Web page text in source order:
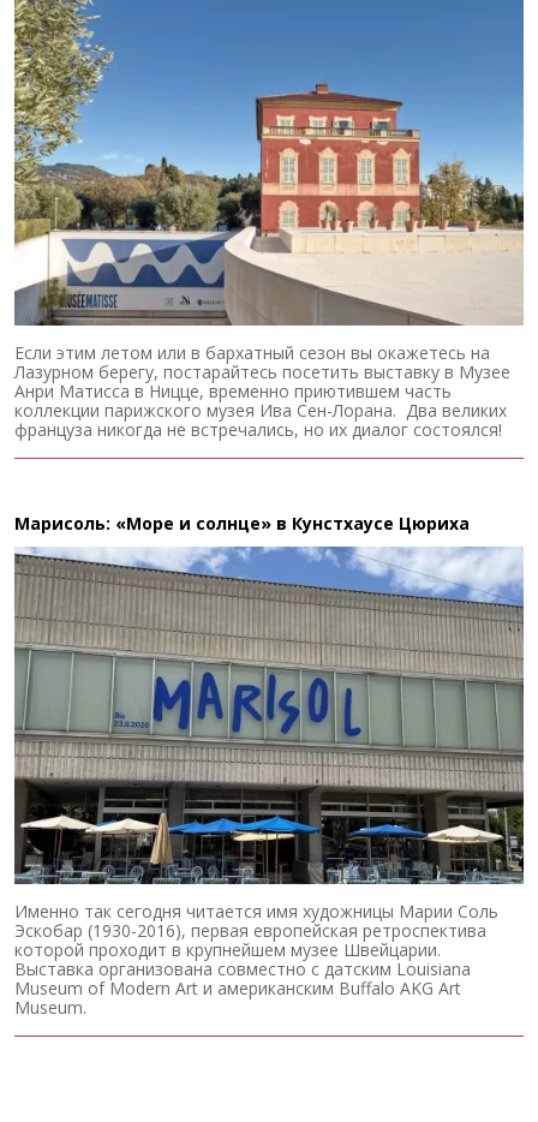
Если этим летом или в бархатный сезон вы окажетесь на
Лазурном берегу, постарайтесь посетить выставку в Музее
Анри Матисса в Ницце, временно приютившем часть
коллекции парижского музея Ива Сен-Лорана. Два великих
француза никогда не встречались, но их диалог состоялся!
Марисоль: «Море и солнце» в Кунстхаусе Цюриха
Именно так сегодня читается имя художницы Марии Соль
Эскобар (1930-2016), первая европейская ретроспектива
которой проходит в крупнейшем музее Швейцарии.
Выставка организована совместно с датским Louisiana
Museum of Modern Art и американским Buffalo AKG Art
Museum.